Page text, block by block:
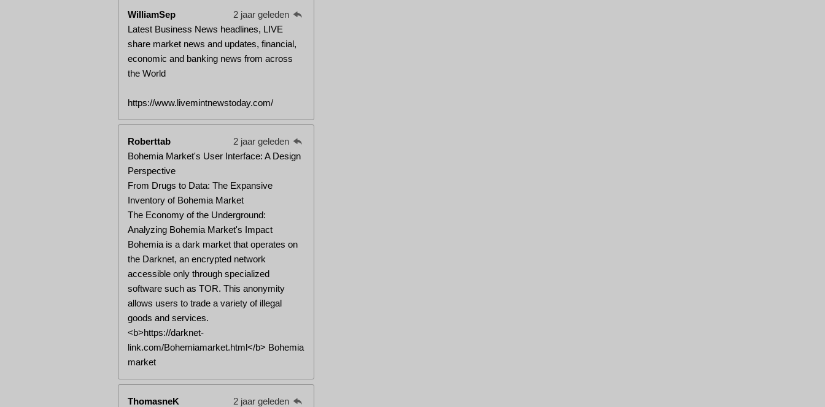
WilliamSep
2 jaar geleden
Latest Business News headlines, LIVE
share market news and updates, financial,
economic and banking news from across
the World
https://www.livemintnewstoday.com/
Roberttab
2 jaar geleden
Bohemia Market's User Interface: A Design
Perspective
From Drugs to Data: The Expansive
Inventory of Bohemia Market
The Economy of the Underground:
Analyzing Bohemia Market's Impact
Bohemia is a dark market that operates on
the Darknet, an encrypted network
accessible only through specialized
software such as TOR. This anonymity
allows users to trade a variety of illegal
goods and services.
<b>https://darknet-
link.com/Bohemiamarket.html</b> Bohemia
market
ThomasneK 2 jaar geleden